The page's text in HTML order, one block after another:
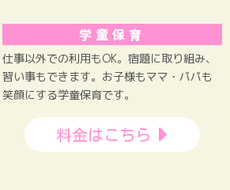
学童保育
仕事以外での利用もOK。宿題に取り組み、
習い事もできます。お子様もママ・パパも
笑顔にする学童保育です。
料金はこちら